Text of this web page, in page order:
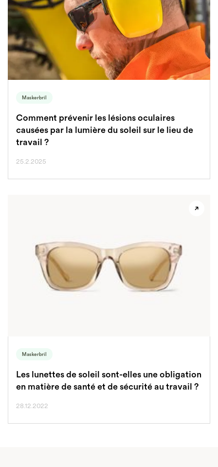
Maskerbril
Comment prévenir les lésions oculaires
causées par la lumière du soleil sur le lieu de
travail ?
25.2.2025
Maskerbril
Les lunettes de soleil sont-elles une obligation
en matière de santé et de sécurité au travail ?
28.12.2022